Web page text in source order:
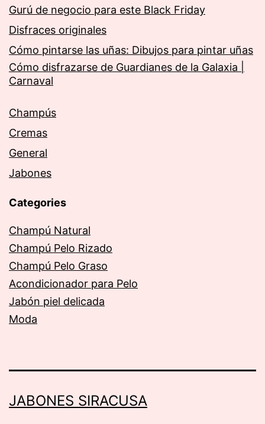
Gurú de negocio para este Black Friday
Disfraces originales
Cómo pintarse las uñas: Dibujos para pintar uñas
Cómo disfrazarse de Guardianes de la Galaxia |
Carnaval
Champús
Cremas
General
Jabones
Categories
Champú Natural
Champú Pelo Rizado
Champú Pelo Graso
Acondicionador para Pelo
Jabón piel delicada
Moda
JABONES SIRACUSA